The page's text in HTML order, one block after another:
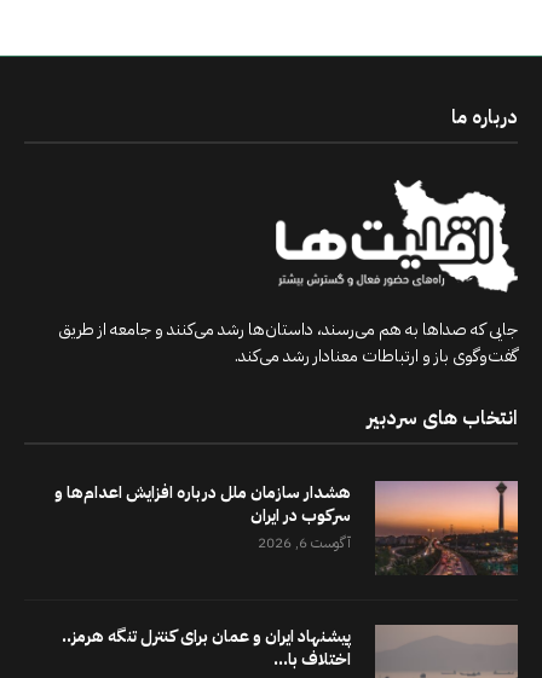
درباره ما
جایی که صداها به هم می‌رسند، داستان‌ها رشد می‌کنند و جامعه از طریق
گفت‌وگوی باز و ارتباطات معنادار رشد می‌کند.
انتخاب های سردبیر
هشدار سازمان ملل درباره افزایش اعدام‌ها و
سرکوب در ایران
آگوست 6, 2026
پیشنهاد ایران و عمان برای کنترل تنگه هرمز..
اختلاف با...